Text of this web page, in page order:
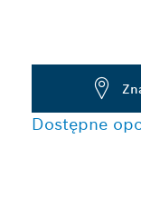
Dostępne